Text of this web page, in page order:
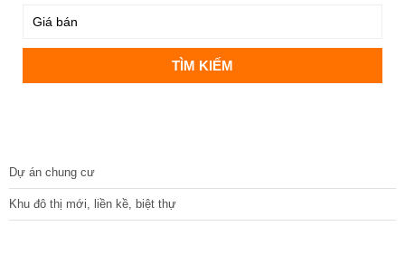
Dự án chung cư
Khu đô thị mới, liền kề, biệt thự